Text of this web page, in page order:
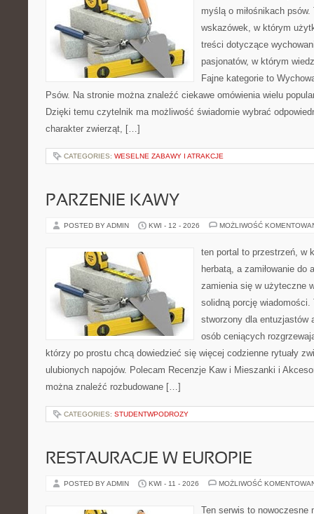
myślą o miłośnikach
wskazówek, w którym
treści dotyczące
pasjonatów, w którym
Fajne kategorie to
Psów. Na stronie można znaleźć ciekawe omówienia wielu
Dzięki temu czytelnik ma możliwość świadomie wybrać
charakter zwierząt, […]
CATEGORIES: WESELNE ZABAWY I ATRAKCJE
PARZENIE KAWY
POSTED BY ADMIN KWI - 12 - 2026 MOŻLIWOŚĆ
ten portal to przestrzeń, w
herbatą, a zamiłowanie do
zamienia się w użyteczne
solidną porcję wiadomości.
stworzony dla entuzjastów
osób ceniących
którzy po prostu chcą dowiedzieć się więcej codzienne rytuały
ulubionych napojów. Polecam Recenzje Kaw i Mieszanki i
można znaleźć rozbudowane […]
CATEGORIES: STUDENTWPODROZY
RESTAURACJE W EUROPIE
POSTED BY ADMIN KWI - 11 - 2026 MOŻLIWOŚĆ
Ten serwis to nowoczesne